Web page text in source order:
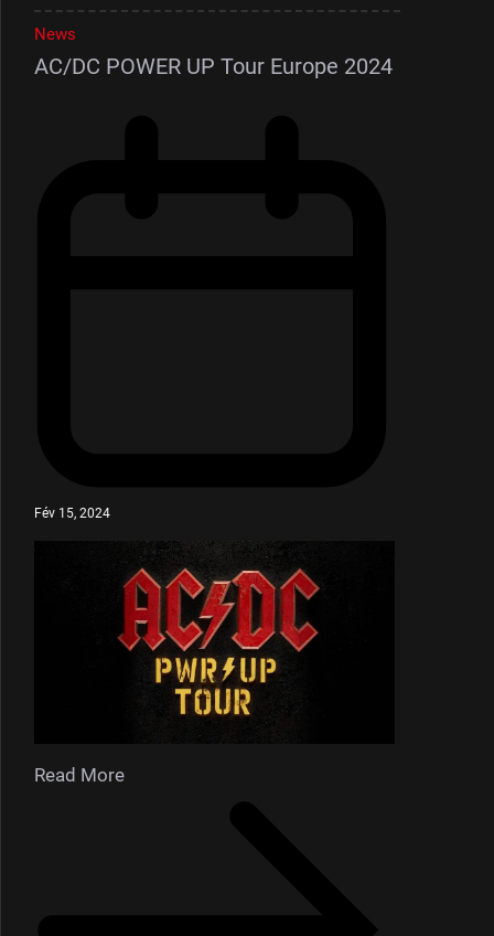
News
AC/DC POWER UP Tour Europe 2024
Fév 15, 2024
Read More